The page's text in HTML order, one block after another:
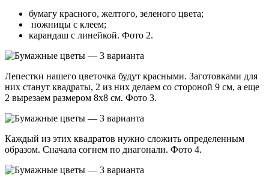
бумагу красного, желтого, зеленого цвета;
ножницы с клеем;
карандаш с линейкой. Фото 2.
Лепестки нашего цветочка будут красными. Заготовками для
них станут квадраты, 2 из них делаем со стороной 9 см, а еще
2 вырезаем размером 8х8 см. Фото 3.
Каждый из этих квадратов нужно сложить определенным
образом. Сначала согнем по диагонали. Фото 4.